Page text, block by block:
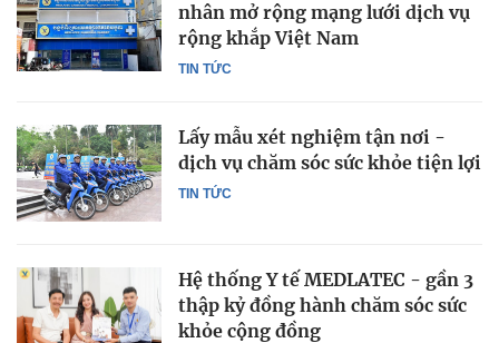
TIN TỨC
nhân mở rộng mạng lưới dịch vụ
rộng khắp Việt Nam
TIN TỨC
Lấy mẫu xét nghiệm tận nơi -
dịch vụ chăm sóc sức khỏe tiện lợi
Hệ thống Y tế MEDLATEC - gần 3
thập kỷ đồng hành chăm sóc sức
khỏe cộng đồng